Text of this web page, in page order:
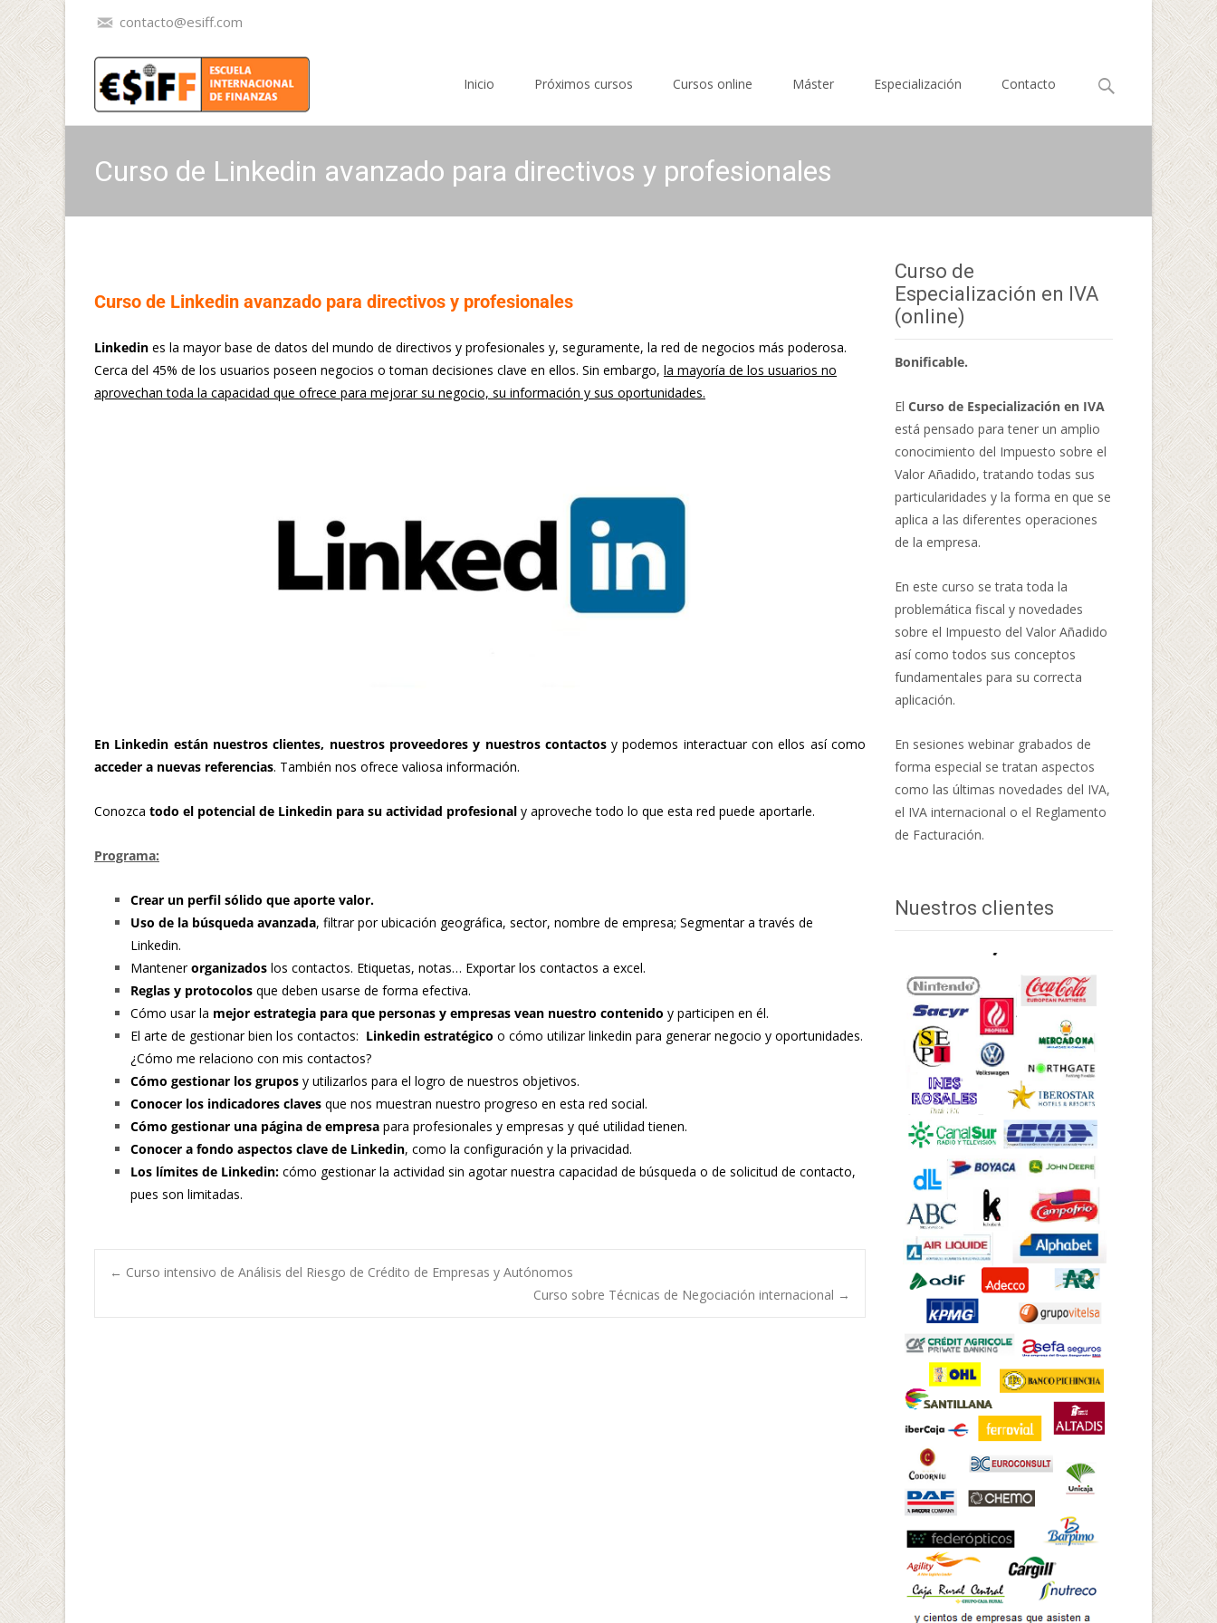
contacto@esiff.com
Inicio
Próximos cursos Cursos online Máster Especialización Contacto
Buscar
Curso de Linkedin avanzado para directivos y profesionales
Curso de Linkedin avanzado para directivos y profesionales
Linkedin es la mayor base de datos del mundo de directivos y profesionales y, seguramente, la red de negocios más poderosa.
Cerca del 45% de los usuarios poseen negocios o toman decisiones clave en ellos. Sin embargo, la mayoría de los usuarios no
aprovechan toda la capacidad que ofrece para mejorar su negocio, su información y sus oportunidades.
En Linkedin están nuestros clientes, nuestros proveedores y nuestros contactosy podemos interactuar con ellos así como
acceder a nuevas referencias. También nos ofrece valiosa información.
Conozca todo el potencial de Linkedin para su actividad profesional y aproveche todo lo que esta red puede aportarle.
Programa:
Crear un perfil sólido que aporte valor.
Uso de la búsqueda avanzada, filtrar por ubicación geográfica, sector, nombre de empresa; Segmentar a través de
Linkedin.
Mantenerorganizados los contactos. Etiquetas, notas… Exportar los contactos a excel.
Reglas y protocolos que deben usarse de forma efectiva.
Cómo usar la mejor estrategia para que personas y empresas vean nuestro contenido y participen en él.
El arte de gestionar bien los contactos: Linkedin estratégico o cómo utilizar linkedin para generar negocio y oportunidades.
¿Cómo me relaciono con mis contactos?
Cómo gestionar los grupos y utilizarlos para el logro de nuestros objetivos.
Conocer los indicadores claves que nos muestran nuestro progreso en esta red social.
Cómo gestionar una página de empresa para profesionales y empresas y qué utilidad tienen.
Conocer a fondo aspectos clave de Linkedin, como la configuración y la privacidad.
Los límites de Linkedin: cómo gestionar la actividad sin agotar nuestra capacidad de búsqueda o de solicitud de contacto,
pues son limitadas.
Navegación de entradas
← Curso intensivo de Análisis del Riesgo de Crédito de Empresas y Autónomos
Curso sobre Técnicas de Negociación internacional →
Curso de
Especialización en IVA
(online)
Bonificable.
El Curso de Especialización en IVA
está pensado para tener un amplio
conocimiento del Impuesto sobre el
Valor Añadido, tratando todas sus
particularidades y la forma en que se
aplica a las diferentes operaciones
de la empresa.
En este curso se trata toda la
problemática fiscal y novedades
sobre el Impuesto del Valor Añadido
así como todos sus conceptos
fundamentales para su correcta
aplicación.
En sesiones webinar grabados de
forma especial se tratan aspectos
como las últimas novedades del IVA,
el IVA internacional o el Reglamento
de Facturación.
Nuestros clientes